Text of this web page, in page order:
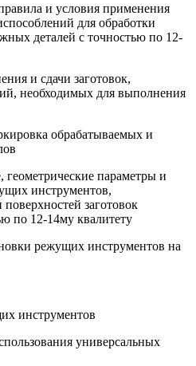
и условия применения
для обработки
деталей с точностью по 12-
и сдачи заготовок,
необходимых для выполнения
обрабатываемых и
геометрические параметры и
инструментов,
заготовок
по 12-14му квалитету
режущих инструментов на
инструментов
универсальных